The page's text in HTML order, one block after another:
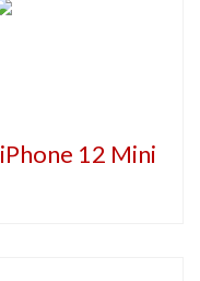
iPhone 12 Mini